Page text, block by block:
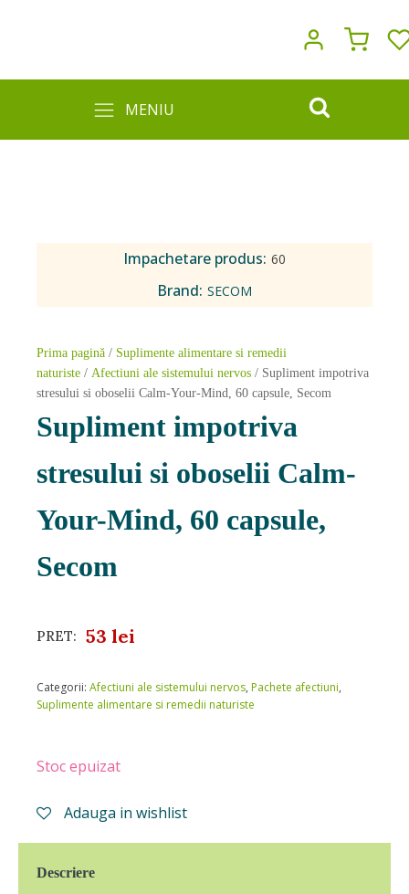
MENIU
Impachetare produs: 60
Brand: SECOM
Prima pagină / Suplimente alimentare si remedii
naturiste / Afectiuni ale sistemului nervos / Supliment impotriva
stresului si oboselii Calm-Your-Mind, 60 capsule, Secom
Supliment impotriva
stresului si oboselii Calm-
Your-Mind, 60 capsule,
Secom
PRET: 53 lei
Categorii: Afectiuni ale sistemului nervos, Pachete afectiuni,
Suplimente alimentare si remedii naturiste
Stoc epuizat
Adauga in wishlist
Descriere